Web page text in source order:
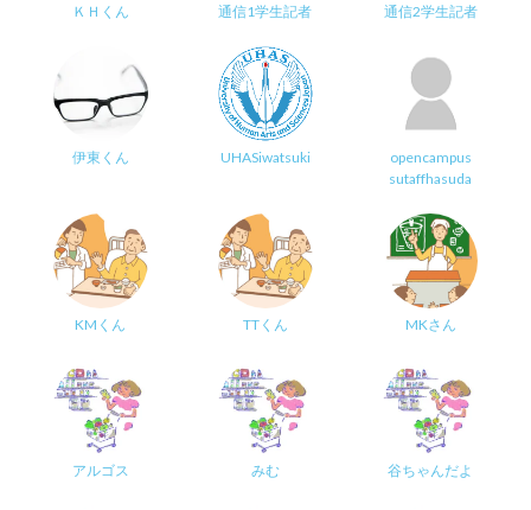
ＫＨくん 通信1学生記者 通信2学生記者
伊東くん UHASiwatsuki
opencampus
sutaffhasuda
KMくん TTくん MKさん
アルゴス みむ 谷ちゃんだよ